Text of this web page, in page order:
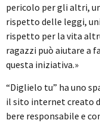
pericolo per gli altri,
rispetto delle leggi,
rispetto per la vita
ragazzi può aiutare a
questa iniziativa.»
“Diglielo tu” ha uno
il sito internet creato
bere responsabile e